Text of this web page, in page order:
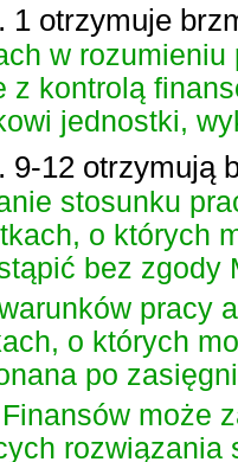
1 otrzymuje
w rozumieniu
z kontrolą
jednostki,
9-12 otrzymują
stosunku
o których
bez zgody
pracy
o których
po
może
rozwiązania